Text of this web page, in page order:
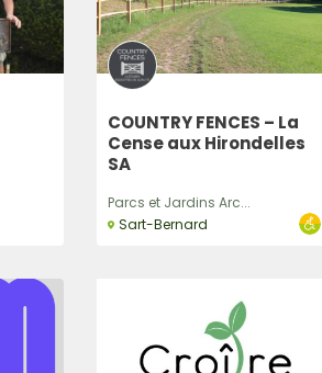
COUNTRY FENCES – La
Cense aux Hirondelles
SA
Parcs et Jardins Arc...
Sart-Bernard